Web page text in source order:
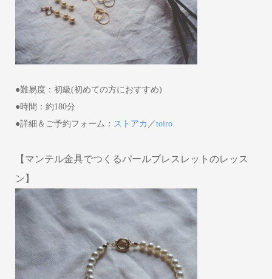
●難易度：初級(初めての方におすすめ)
●時間：約180分
●詳細＆ご予約フォーム： ストアカ ／toiro
【マンテル金具でつくるパールブレスレットのレッス
ン】